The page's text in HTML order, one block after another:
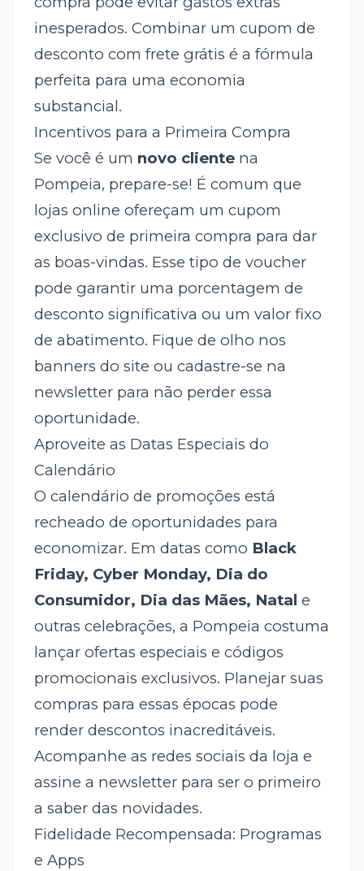
inesperados. Combinar um cupom de
desconto com frete grátis é a fórmula
perfeita para uma economia
substancial.
Incentivos para a Primeira Compra
Se você é um novo clientena
Pompeia, prepare-se! É comum que
lojas online ofereçam um cupom
exclusivo de primeira compra para dar
as boas-vindas. Esse tipo de voucher
pode garantir uma porcentagem de
desconto significativa ou um valor fixo
de abatimento. Fique de olho nos
banners do site ou cadastre-se na
newsletter para não perder essa
oportunidade.
Aproveite as Datas Especiais do
Calendário
O calendário de promoções está
recheado de oportunidades para
economizar. Em datas como Black
Friday, Cyber Monday, Dia do
Consumidor, Dia das Mães, Natal e
outras celebrações, a Pompeia costuma
lançar ofertas especiais e códigos
promocionais exclusivos. Planejar suas
compras para essas épocas pode
render descontos inacreditáveis.
Acompanhe as redes sociais da loja e
assine a newsletter para ser o primeiro
a saber das novidades.
Fidelidade Recompensada: Programas
e Apps